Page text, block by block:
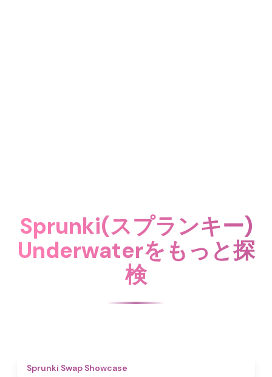
Sprunki(スプランキー)
Underwaterをもっと探
検
Sprunki Swap Showcase